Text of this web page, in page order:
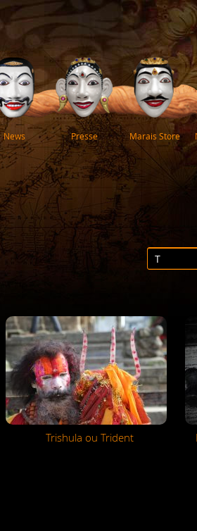
News Presse Marais Store
Trishula ou Trident